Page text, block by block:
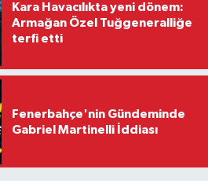
Kara Havacılıkta yeni dönem:
Armağan Özel Tuğgeneralliğe
terfi etti
Fenerbahçe'nin Gündeminde
Gabriel Martinelli İddiası